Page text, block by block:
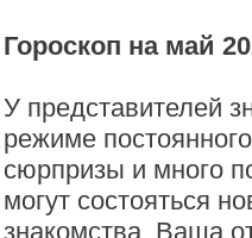
Гороскоп на май
У представителей
режиме
сюрпризы и много
могут состояться
знакомства. Ваша